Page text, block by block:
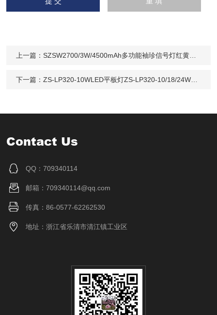
上一篇： SZSW2700/3W/4500mAh多功能袖珍信号灯红黄绿白四色铁路火车调度
下一篇：ZS-LP320-10WLED平板灯ZS-LP320-10/18/24W嵌入式
Contact Us
QQ：709340114
邮箱：709340114@qq.com
传真：86-0577-62262530
地址：浙江省乐清市清江镇工业区